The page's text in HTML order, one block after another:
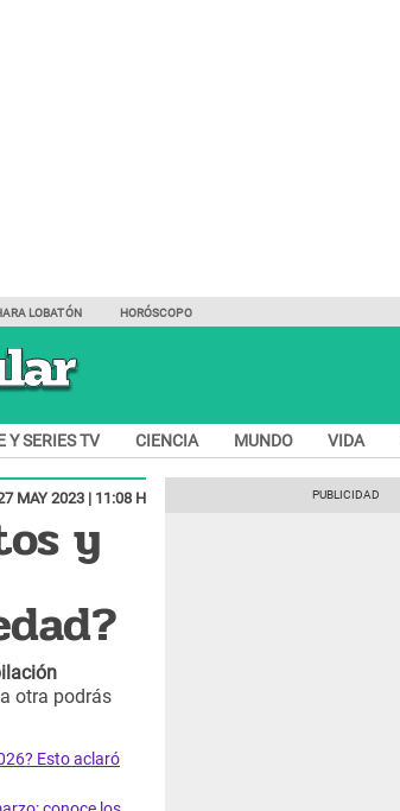
LOBATÓN HORÓSCOPO
Y SERIES TV CIENCIA MUNDO VIDA
MAY 2023 | 11:08 H
y
otra podrás
Esto aclaró